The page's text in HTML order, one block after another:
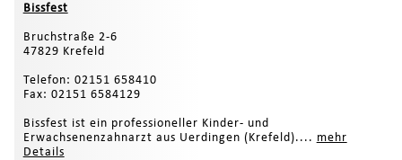
Bissfest
Bruchstraße 2-6
47829 Krefeld
Telefon: 02151 658410
Fax: 02151 6584129
Bissfest ist ein professioneller Kinder- und
Erwachsenenzahnarzt aus Uerdingen (Krefeld).... mehr
Details